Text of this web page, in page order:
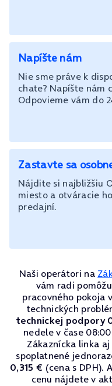
Napíšte nám
Nie sme práve k
chate? Napíšte nám
Odpovieme vám do
Zastavte sa
Nájdite si najbližšiu
miesto a otváracie
predajní.
Naši operátori na
vám radi
pracovného pokoja
technických
technickej podpory
nedele v čase
Zákaznícka linka
spoplatnené
0,315 € (cena s DPH).
cenu nájdete v